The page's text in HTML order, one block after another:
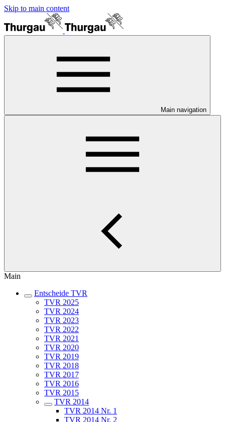
Skip to main content
Main navigation
Main
Entscheide TVR
TVR 2025
TVR 2024
TVR 2023
TVR 2022
TVR 2021
TVR 2020
TVR 2019
TVR 2018
TVR 2017
TVR 2016
TVR 2015
TVR 2014
TVR 2014 Nr. 1
TVR 2014 Nr. 2